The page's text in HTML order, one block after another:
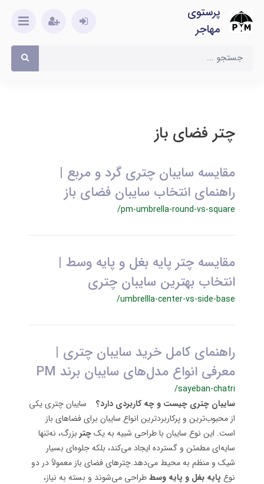
پرستوی
مهاجر
چتر فضای باز
مقایسه سایبان چتری گرد و مربع |
راهنمای انتخاب سایبان فضای باز
/pm-umbrella-round-vs-square
مقایسه چتر پایه بغل و پایه وسط |
انتخاب بهترین سایبان چتری
/umbrellla-center-vs-side-base
راهنمای کامل خرید سایبان چتری |
معرفی انواع مدل‌های سایبان برند PM
/sayeban-chatri
سایبان چتری چیست و چه کاربردی دارد؟ سایبان چتری یکی
از محبوب‌ترین و پرکاربردترین انواع سایبان برای فضاهای باز
است. این نوع سایبان با طراحی شبیه به یکچتر بزرگ، نه‌تنها
سایه‌ای مطمئن و گسترده ایجاد می‌کند، بلکه جلوه‌ای بسیار
شیک و منظم به محیط می‌دهد.چترهای فضای باز معمولاً در دو
نوع پایه بغل و پایه وسططراحی می‌شوند و بسته به نیاز،